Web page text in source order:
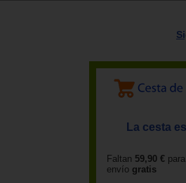
La cesta
Faltan 59,90 €
envío gratis